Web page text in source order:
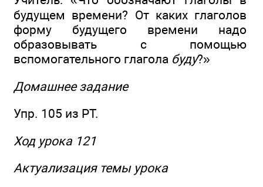
будущем времени? От каких глаголов
форму будущего времени надо
образовывать с помощью
вспомогательного глагола буду?»
Домашнее задание
Упр. 105 из РТ.
Ход урока 121
Актуализация темы урока